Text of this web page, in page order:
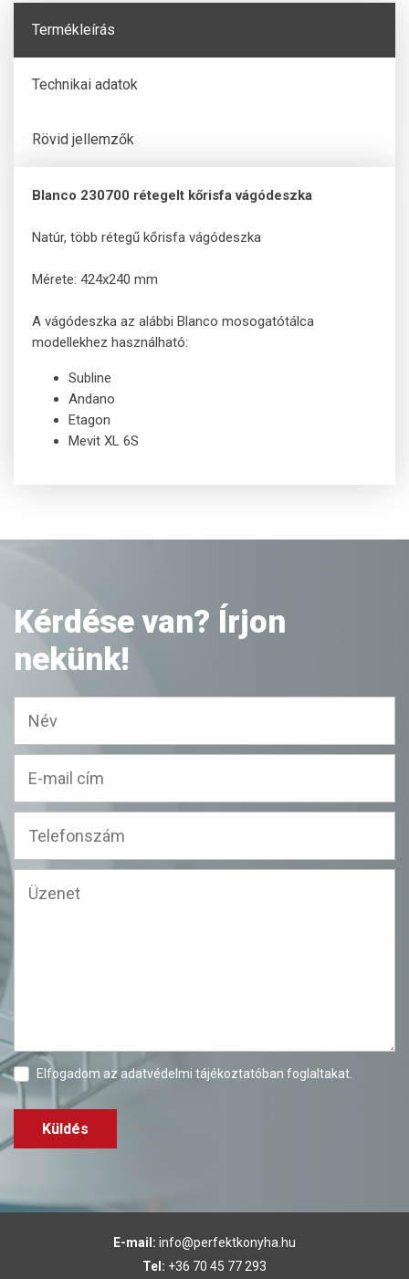
Termékleírás
Technikai adatok
Rövid jellemzők
Blanco 230700 rétegelt kőrisfa vágódeszka
Natúr, több rétegű kőrisfa vágódeszka
Mérete: 424x240 mm
A vágódeszka az alábbi Blanco mosogatótálca
modellekhez használható:
Subline
Andano
Etagon
Mevit XL 6S
Kérdése van? Írjon
nekünk!
Elfogadom az adatvédelmi tájékoztatóban foglaltakat.
Küldés
E-mail: info@perfektkonyha.hu
Tel: +36 70 45 77 293